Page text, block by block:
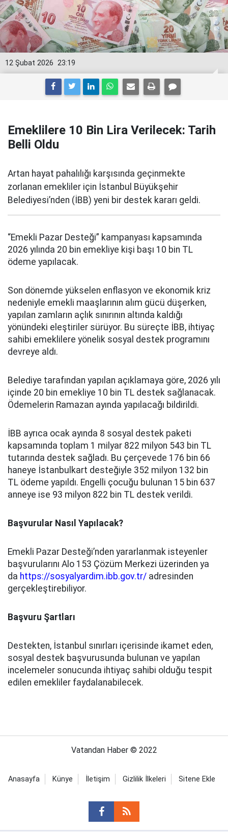
23:19
12 Şubat 2026
Emeklilere 10 Bin Lira Verilecek: Tarih
Belli Oldu
Artan hayat pahalılığı karşısında geçinmekte
zorlanan emekliler için İstanbul Büyükşehir
Belediyesi’nden (İBB) yeni bir destek kararı geldi.
“Emekli Pazar Desteği” kampanyası kapsamında
2026 yılında 20 bin emekliye kişi başı 10 bin TL
ödeme yapılacak.
Son dönemde yükselen enflasyon ve ekonomik kriz
nedeniyle emekli maaşlarının alım gücü düşerken,
yapılan zamların açlık sınırının altında kaldığı
yönündeki eleştiriler sürüyor. Bu süreçte İBB, ihtiyaç
sahibi emeklilere yönelik sosyal destek programını
devreye aldı.
Belediye tarafından yapılan açıklamaya göre, 2026 yılı
içinde 20 bin emekliye 10 bin TL destek sağlanacak.
Ödemelerin Ramazan ayında yapılacağı bildirildi.
İBB ayrıca ocak ayında 8 sosyal destek paketi
kapsamında toplam 1 milyar 822 milyon 543 bin TL
tutarında destek sağladı. Bu çerçevede 176 bin 66
haneye İstanbulkart desteğiyle 352 milyon 132 bin
TL ödeme yapıldı. Engelli çocuğu bulunan 15 bin 637
anneye ise 93 milyon 822 bin TL destek verildi.
Başvurular Nasıl Yapılacak?
Emekli Pazar Desteği’nden yararlanmak isteyenler
başvurularını Alo 153 Çözüm Merkezi üzerinden ya
da https://sosyalyardim.ibb.gov.tr/ adresinden
gerçekleştirebiliyor.
Başvuru Şartları
Destekten, İstanbul sınırları içerisinde ikamet eden,
sosyal destek başvurusunda bulunan ve yapılan
incelemeler sonucunda ihtiyaç sahibi olduğu tespit
edilen emekliler faydalanabilecek.
Vatandan Haber © 2022
Anasayfa Künye İletişim Gizlilik İlkeleri Sitene Ekle